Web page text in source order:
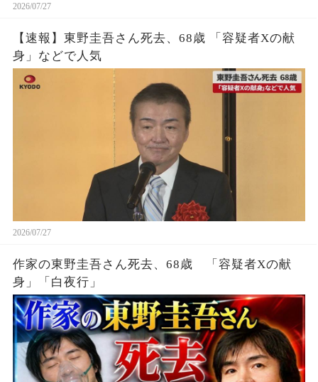
2026/07/27
【速報】東野圭吾さん死去、68歳 「容疑者Xの献
身」などで人気
2026/07/27
作家の東野圭吾さん死去、68歳 「容疑者Xの献
身」「白夜行」